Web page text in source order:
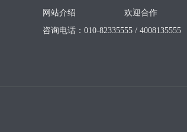
网站介绍 欢迎合作
咨询电话：010-82335555 / 4008135555